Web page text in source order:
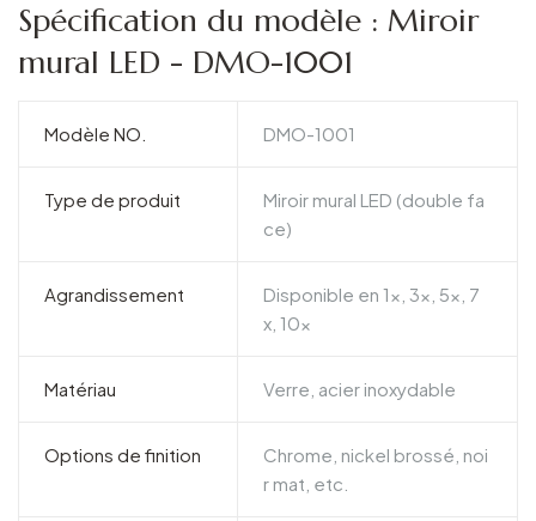
Spécification du modèle : Miroir
mural LED - DMO-1001
Modèle NO. DMO-1001
Type de produit
Miroir mural LED (double fa
ce)
Agrandissement
Disponible en 1x, 3x, 5x, 7
x, 10x
Matériau Verre, acier inoxydable
Options de finition
Chrome, nickel brossé, noi
r mat, etc.